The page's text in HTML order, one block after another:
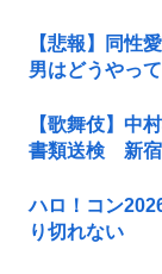
【悲報】同性
男はどうやっ
【歌舞伎】中
書類送検 新宿
ハロ！コン
り切れない